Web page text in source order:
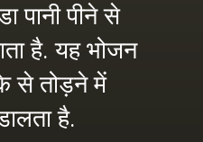
पानी पीने से
है. यह भोजन
से तोड़ने में
है.